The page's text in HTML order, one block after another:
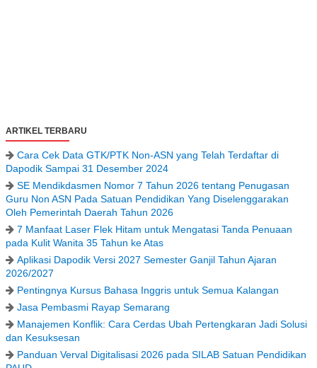
ARTIKEL TERBARU
Cara Cek Data GTK/PTK Non-ASN yang Telah Terdaftar di
Dapodik Sampai 31 Desember 2024
SE Mendikdasmen Nomor 7 Tahun 2026 tentang Penugasan
Guru Non ASN Pada Satuan Pendidikan Yang Diselenggarakan
Oleh Pemerintah Daerah Tahun 2026
7 Manfaat Laser Flek Hitam untuk Mengatasi Tanda Penuaan
pada Kulit Wanita 35 Tahun ke Atas
Aplikasi Dapodik Versi 2027 Semester Ganjil Tahun Ajaran
2026/2027
Pentingnya Kursus Bahasa Inggris untuk Semua Kalangan
Jasa Pembasmi Rayap Semarang
Manajemen Konflik: Cara Cerdas Ubah Pertengkaran Jadi Solusi
dan Kesuksesan
Panduan Verval Digitalisasi 2026 pada SILAB Satuan Pendidikan